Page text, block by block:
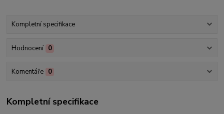
Kompletní specifikace
Hodnocení 0
Komentáře 0
Kompletní specifikace